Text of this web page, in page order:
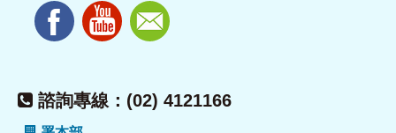
諮詢專線：(02) 4121166